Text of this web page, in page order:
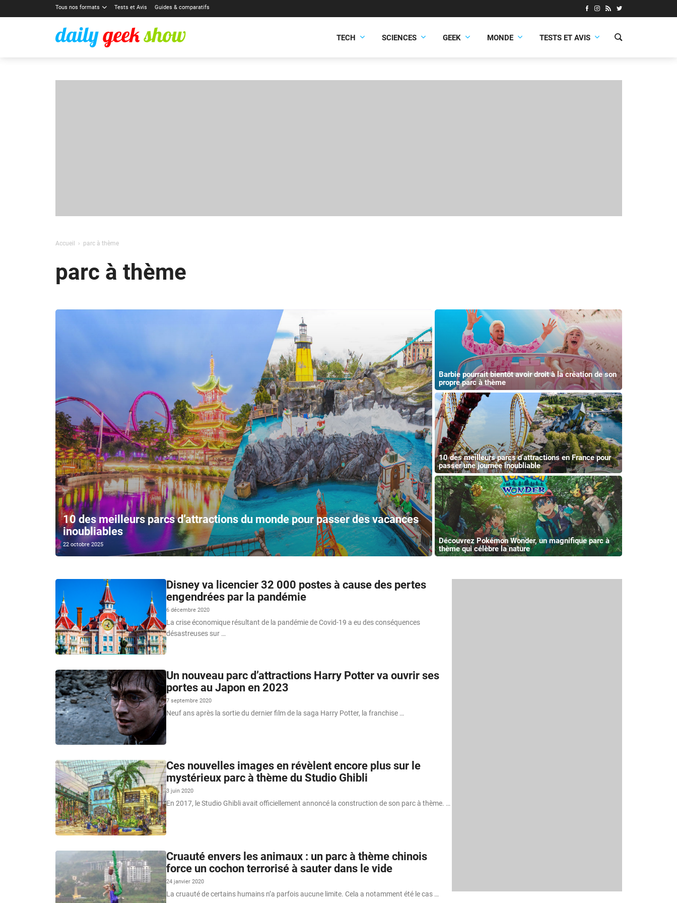
Tous nos formats Tests et Avis Guides & comparatifs
TECH SCIENCES GEEK MONDE TESTS ET AVIS
Accueil parc à thème
parc à thème
10 des meilleurs parcs d’attractions du monde pour passer des vacances
inoubliables
22 octobre 2025
Barbie pourrait bientôt avoir droit à la création de son
propre parc à thème
10 des meilleurs parcs d’attractions en France pour
passer une journée inoubliable
Découvrez Pokémon Wonder, un magnifique parc à
thème qui célèbre la nature
Disney va licencier 32 000 postes à cause des pertes
engendrées par la pandémie
6 décembre 2020
La crise économique résultant de la pandémie de Covid-19 a eu des conséquences
désastreuses sur …
Un nouveau parc d’attractions Harry Potter va ouvrir ses
portes au Japon en 2023
7 septembre 2020
Neuf ans après la sortie du dernier film de la saga Harry Potter, la franchise …
Ces nouvelles images en révèlent encore plus sur le
mystérieux parc à thème du Studio Ghibli
3 juin 2020
En 2017, le Studio Ghibli avait officiellement annoncé la construction de son parc à thème. …
Cruauté envers les animaux : un parc à thème chinois
force un cochon terrorisé à sauter dans le vide
24 janvier 2020
La cruauté de certains humains n’a parfois aucune limite. Cela a notamment été le cas …